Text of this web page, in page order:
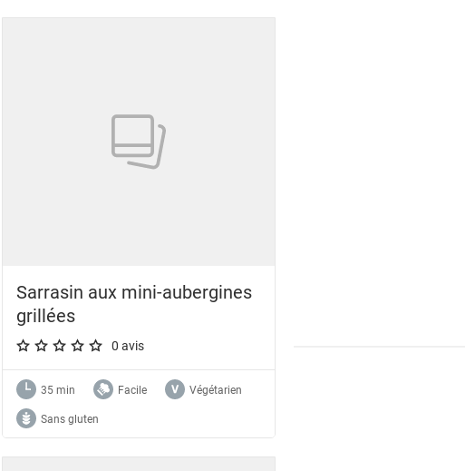
Sarrasin aux mini-aubergines
grillées
A star rating of 0 out of 5.
0 avis
35 min Facile
Végétarien
Sans gluten